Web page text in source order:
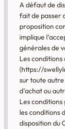
A défaut de
fait de passer
proposition
implique
générales de
Les conditions
(https://
sur toute
d’achat ou
Les
les conditions
disposition du